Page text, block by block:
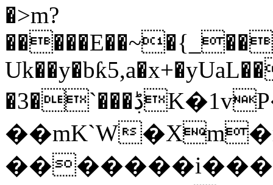
�>m?
�3�`���ڋK�1vP� }
��mK`W